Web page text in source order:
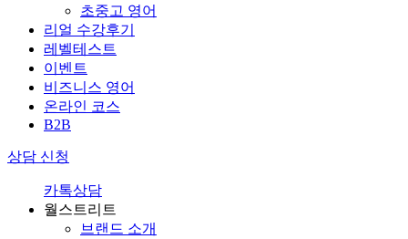
초중고 영어
리얼 수강후기
레벨테스트
이벤트
비즈니스 영어
온라인 코스
B2B
상담 신청
카톡상담
월스트리트
브랜드 소개